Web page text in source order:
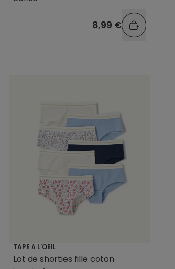
8,99 €
TAPE A L'OEIL
Lot de shorties fille coton